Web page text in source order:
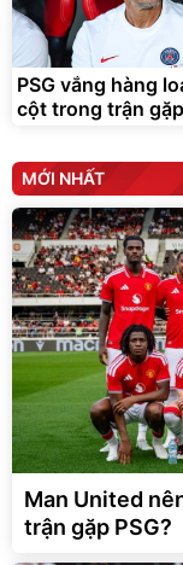
PSG vắng hàng
cột trong trận
MỚI NHẤT
Man United
trận gặp PSG?